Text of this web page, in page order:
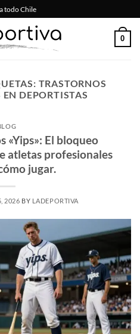
todo Chile
0
TRASTORNOS
DEPORTISTAS
«Yips»: El bloqueo
atletas profesionales
jugar.
2026 BY LADEPORTIVA